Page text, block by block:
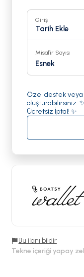
Giriş
Tarih Ekle
Misafir Sayısı
Esnek
Özel destek
oluşturabilirsiniz.
Ücretsiz İptal! ✨
Bu ilanı bildir
Tekne içeriği yapay